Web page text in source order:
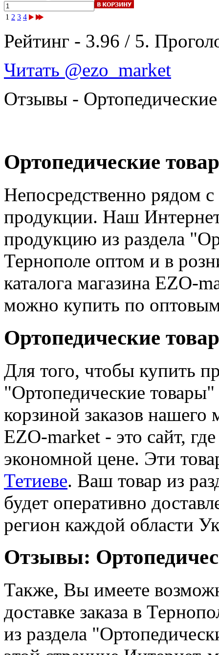
1 2 3 4
Рейтинг - 3.96 / 5.
Читать @ezo_market
Отзывы -
Ортопедические
Непосредственно рядом
продукции. Наш
продукцию из раздела
Тернополе оптом и в
каталога магазина EZO-
можно купить по
Ортопедические
Для того, чтобы купить
"Ортопедические
корзиной заказов нашего
EZO-market - это сайт,
экономной цене. Эти
Тетиеве. Ваш товар из
будет оперативно
регион каждой области
Отзывы:
Также, Вы имеете
доставке заказа в
из раздела